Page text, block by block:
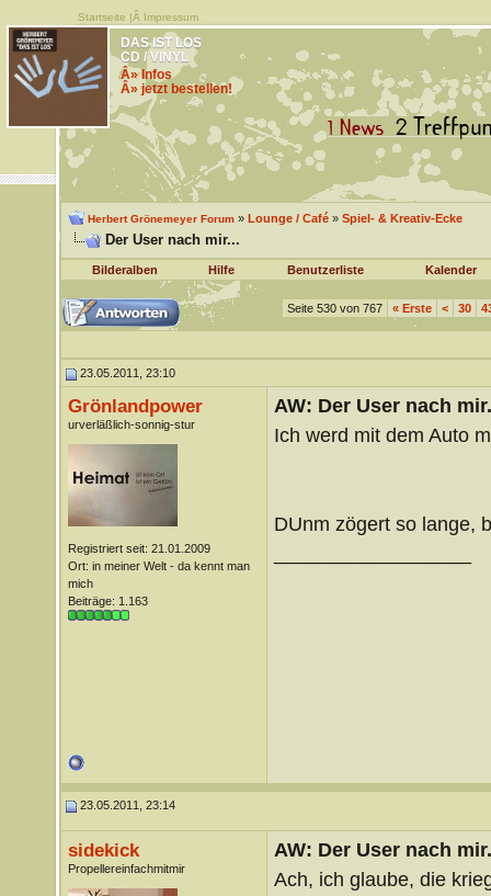
Startseite |Â Impressum
DAS IST LOS
CD / VINYL
Â» Infos
Â» jetzt bestellen!
Herbert Grönemeyer Forum» Lounge / Café» Spiel- & Kreativ-Ecke
Der User nach mir...
Bilderalben Hilfe Benutzerliste Kalender
Seite 530 von 767 «Erste < 30
23.05.2011, 23:10
Grönlandpower
urverläßlich-sonnig-stur
Registriert seit: 21.01.2009
Ort: in meiner Welt - da kennt man
mich
Beiträge: 1.163
AW: Der User nach
Ich werd mit dem Auto
DUnm zögert so lange,
23.05.2011, 23:14
sidekick
Propellereinfachmitmir
AW: Der User nach
Ach, ich glaube, die